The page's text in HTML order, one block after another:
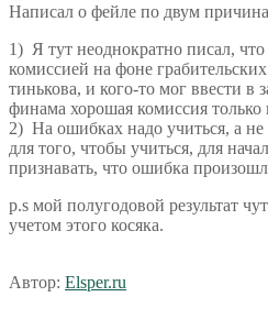
Написал о фейле по двум
1) Я тут неоднократно писал,
комиссией на фоне
тинькова, и кого-то мог ввести в
финама хорошая комиссия
2) На ошибках надо учиться, а не
для того, чтобы учиться, для
признавать, что ошибка
p.s мой полугодовой результат
учетом этого косяка.
Автор: Elsper.ru